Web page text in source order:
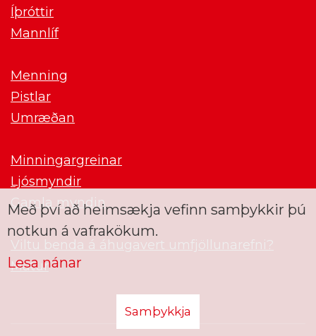
Íþróttir
Mannlíf
Menning
Pistlar
Umræðan
Minningargreinar
Ljósmyndir
Gamla myndin
Viltu benda á áhugavert umfjöllunarefni?
Matur
Með því að heimsækja vefinn samþykkir þú
notkun á vafrakökum.
Lesa nánar
Samþykkja